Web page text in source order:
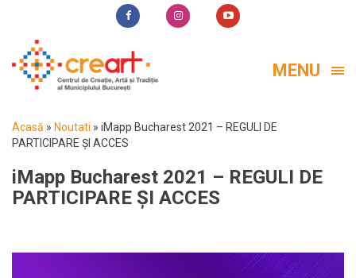
MENU
Acasă » Noutati » iMapp Bucharest 2021 – REGULI DE
PARTICIPARE ȘI ACCES
iMapp Bucharest 2021 – REGULI DE
PARTICIPARE ȘI ACCES